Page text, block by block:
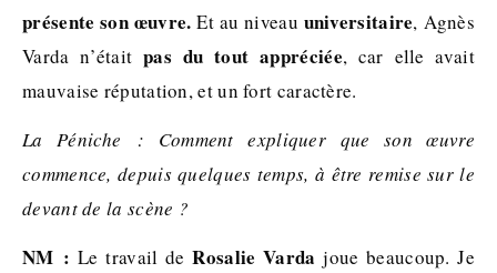
présente son œuvre. Et au niveau universitaire, Agnès
Varda n’étaitpas du tout appréciée, car elle avait
mauvaise réputation, et un fort caractère.
La Péniche : Comment expliquer que son œuvre
commence, depuis quelques temps, à être remise sur le
devant de la scène ?
NM : Le travail deRosalie Varda joue beaucoup. Je